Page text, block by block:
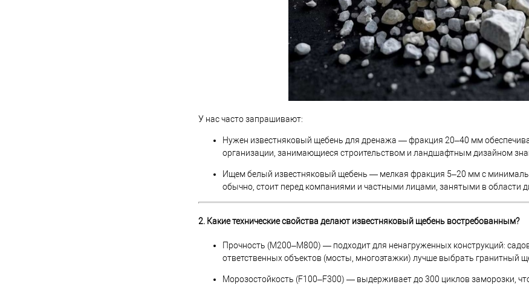
У нас часто запрашивают:
Нужен известняковый щебень для дренажа — фракция 20–40 мм
организации, занимающиеся строительством и ландшафтным дизайном
Ищем белый известняковый щебень — мелкая фракция 5–20 мм с
обычно, стоит перед компаниями и частными лицами, занятыми в области
2. Какие технические свойства делают известняковый щебень востребованным?
Прочность (М200–М800) — подходит для ненагруженных конструкций:
ответственных объектов (мосты, многоэтажки) лучше выбрать гранитный
Морозостойкость (F100–F300) — выдерживает до 300 циклов заморозки,